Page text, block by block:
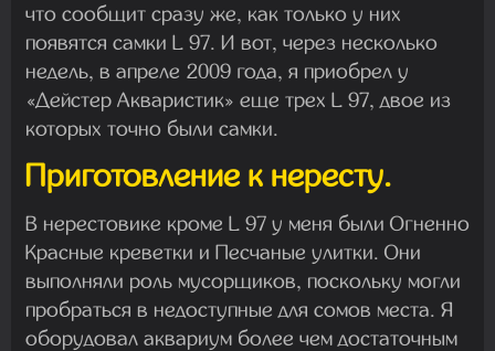
что сообщит сразу же, как только у них
появятся самки L 97. И вот, через несколько
недель, в апреле 2009 года, я приобрел у
«Дейстер Акваристик» еще трех L 97, двое из
которых точно были самки.
Приготовление к нересту.
В нерестовике кроме L 97 у меня были Огненно
Красные креветки и Песчаные улитки. Они
выполняли роль мусорщиков, поскольку могли
пробраться в недоступные для сомов места. Я
оборудовал аквариум более чем достаточным